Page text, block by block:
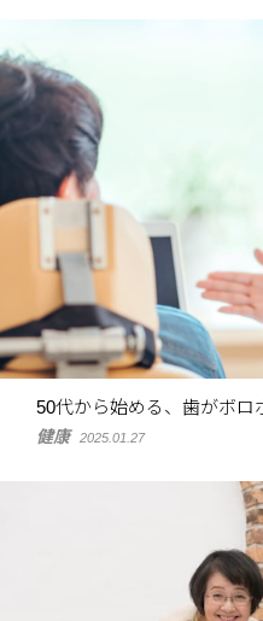
50代から始める、歯がボロ
健康 2025.01.27